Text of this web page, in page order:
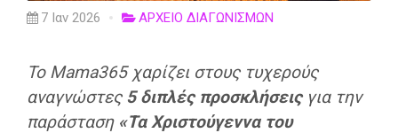
7 Ιαν 2026 ΑΡΧΕΙΟ ΔΙΑΓΩΝΙΣΜΩΝ
Το Mama365 χαρίζει στους τυχερούς
αναγνώστες 5 διπλές προσκλήσειςγια την
παράσταση «Τα Χριστούγεννα του